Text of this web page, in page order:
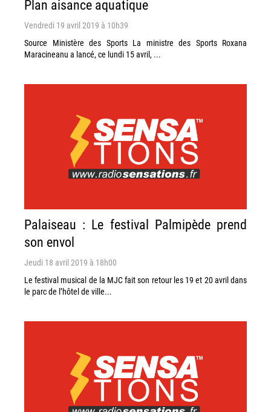
Plan aisance aquatique
Vendredi 19 avril 2019 à 10h39
Source Ministère des Sports La ministre des Sports Roxana
Maracineanu a lancé, ce lundi 15 avril, ...
Palaiseau : Le festival Palmipède prend
son envol
Jeudi 18 avril 2019 à 18h00
Le festival musical de la MJC fait son retour les 19 et 20 avril dans
le parc de l’hôtel de ville...